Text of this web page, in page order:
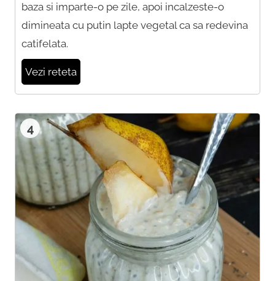
baza si imparte-o pe zile, apoi incalzeste-o
dimineata cu putin lapte vegetal ca sa redevina
catifelata.
Vezi reteta
4